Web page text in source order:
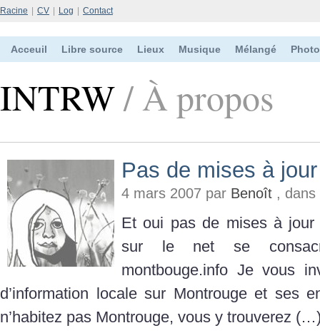
Racine CV Log Contact
Acceuil Libre source Lieux Musique Mélangé
INTRW/ À propos
Pas de mises à jour
4 mars 2007 par Benoît , dans
Et oui pas de mises à
sur le net se
montbouge.info Je vous
d’information locale sur Montrouge et ses
n’habitez pas Montrouge, vous y trouverez